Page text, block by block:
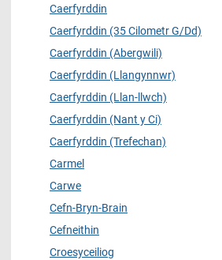
Caerfyrddin
Caerfyrddin (35 Cilometr G/Dd)
Caerfyrddin (Abergwili)
Caerfyrddin (Llangynnwr)
Caerfyrddin (Llan-llwch)
Caerfyrddin (Nant y Ci)
Caerfyrddin (Trefechan)
Carmel
Carwe
Cefn-Bryn-Brain
Cefneithin
Croesyceiliog